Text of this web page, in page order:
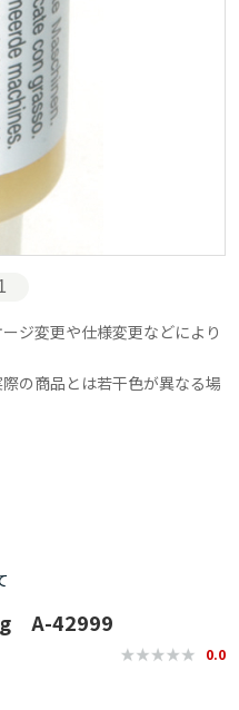
ジ変更や仕様変更などにより
の商品とは若干色が異なる場
A-42999
0.0